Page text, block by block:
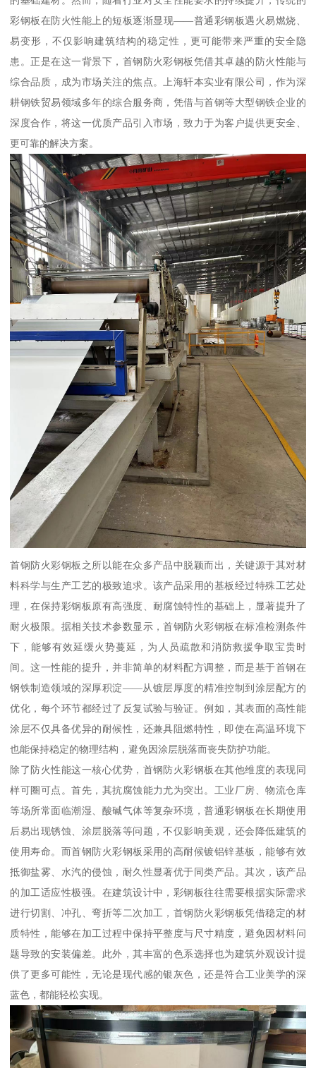
彩钢板在防火性能上的短板逐渐显现——普通彩钢板遇火易燃烧、
易变形，不仅影响建筑结构的稳定性，更可能带来严重的安全隐
患。正是在这一背景下，首钢防火彩钢板凭借其卓越的防火性能与
综合品质，成为市场关注的焦点。上海轩本实业有限公司，作为深
耕钢铁贸易领域多年的综合服务商，凭借与首钢等大型钢铁企业的
深度合作，将这一优质产品引入市场，致力于为客户提供更安全、
更可靠的解决方案。
首钢防火彩钢板之所以能在众多产品中脱颖而出，关键源于其对材
料科学与生产工艺的极致追求。该产品采用的基板经过特殊工艺处
理，在保持彩钢板原有高强度、耐腐蚀特性的基础上，显著提升了
耐火极限。据相关技术参数显示，首钢防火彩钢板在标准检测条件
下，能够有效延缓火势蔓延，为人员疏散和消防救援争取宝贵时
间。这一性能的提升，并非简单的材料配方调整，而是基于首钢在
钢铁制造领域的深厚积淀——从镀层厚度的精准控制到涂层配方的
优化，每个环节都经过了反复试验与验证。例如，其表面的高性能
涂层不仅具备优异的耐候性，还兼具阻燃特性，即使在高温环境下
也能保持稳定的物理结构，避免因涂层脱落而丧失防护功能。
除了防火性能这一核心优势，首钢防火彩钢板在其他维度的表现同
样可圈可点。首先，其抗腐蚀能力尤为突出。工业厂房、物流仓库
等场所常面临潮湿、酸碱气体等复杂环境，普通彩钢板在长期使用
后易出现锈蚀、涂层脱落等问题，不仅影响美观，还会降低建筑的
使用寿命。而首钢防火彩钢板采用的高耐候镀铝锌基板，能够有效
抵御盐雾、水汽的侵蚀，耐久性显著优于同类产品。其次，该产品
的加工适应性极强。在建筑设计中，彩钢板往往需要根据实际需求
进行切割、冲孔、弯折等二次加工，首钢防火彩钢板凭借稳定的材
质特性，能够在加工过程中保持平整度与尺寸精度，避免因材料问
题导致的安装偏差。此外，其丰富的色系选择也为建筑外观设计提
供了更多可能性，无论是现代感的银灰色，还是符合工业美学的深
蓝色，都能轻松实现。